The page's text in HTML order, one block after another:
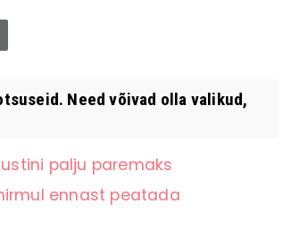
Need võivad olla valikud,
palju paremaks
ennast peatada